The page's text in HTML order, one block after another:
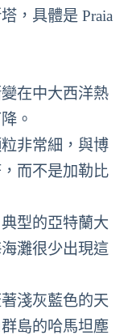
，具體是 Praia
在中大西洋熱
。
非常細，與博
而不是加勒比
型的亞特蘭大
灘很少出現這
淺灰藍色的天
島的哈馬坦塵